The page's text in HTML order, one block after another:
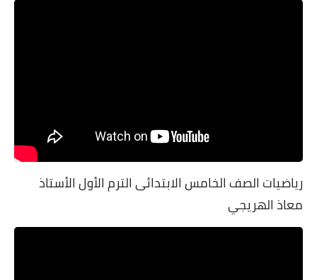
رياضيات الصف الخامس الابتدائى الترم الأول الأستاذ
معاذ الهريجي